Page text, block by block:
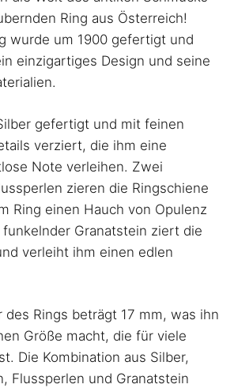
Ring aus Österreich!
wurde um 1900 gefertigt und
einzigartiges Design und seine
gefertigt und mit feinen
verziert, die ihm eine
Note verleihen. Zwei
zieren die Ringschiene
Ring einen Hauch von Opulenz
funkelnder Granatstein ziert die
verleiht ihm einen edlen
des Rings beträgt 17 mm, was ihn
Größe macht, die für viele
Die Kombination aus Silber,
Flussperlen und Granatstein